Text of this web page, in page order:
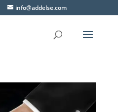
info@addelse.com